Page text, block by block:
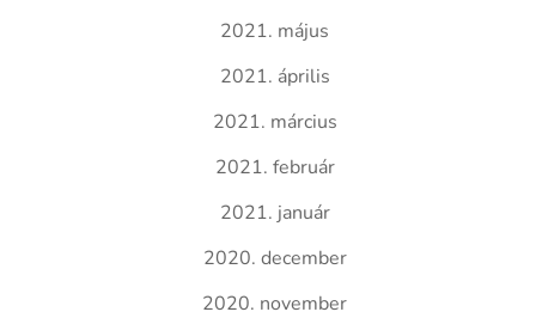
2021. május
2021. április
2021. március
2021. február
2021. január
2020. december
2020. november